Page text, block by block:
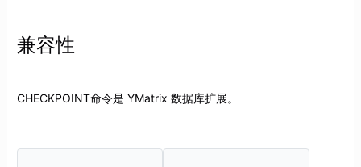
兼容性
CHECKPOINT命令是 YMatrix 数据库扩展。